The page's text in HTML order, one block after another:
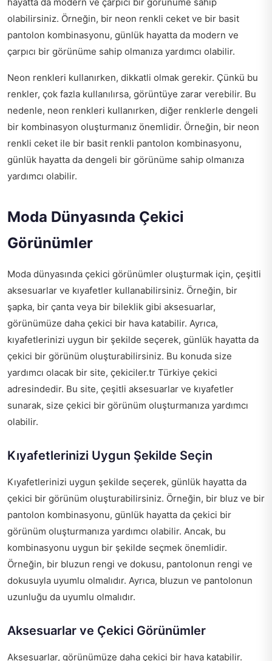
hayatta da modern ve çarpıcı bir görünüme sahip
olabilirsiniz. Örneğin, bir neon renkli ceket ve bir basit
pantolon kombinasyonu, günlük hayatta da modern ve
çarpıcı bir görünüme sahip olmanıza yardımcı olabilir.
Neon renkleri kullanırken, dikkatli olmak gerekir. Çünkü bu
renkler, çok fazla kullanılırsa, görüntüye zarar verebilir. Bu
nedenle, neon renkleri kullanırken, diğer renklerle dengeli
bir kombinasyon oluşturmanız önemlidir. Örneğin, bir neon
renkli ceket ile bir basit renkli pantolon kombinasyonu,
günlük hayatta da dengeli bir görünüme sahip olmanıza
yardımcı olabilir.
Moda Dünyasında Çekici
Görünümler
Moda dünyasında çekici görünümler oluşturmak için, çeşitli
aksesuarlar ve kıyafetler kullanabilirsiniz. Örneğin, bir
şapka, bir çanta veya bir bileklik gibi aksesuarlar,
görünümüze daha çekici bir hava katabilir. Ayrıca,
kıyafetlerinizi uygun bir şekilde seçerek, günlük hayatta da
çekici bir görünüm oluşturabilirsiniz. Bu konuda size
yardımcı olacak bir site, çekiciler.tr Türkiye çekici
adresindedir. Bu site, çeşitli aksesuarlar ve kıyafetler
sunarak, size çekici bir görünüm oluşturmanıza yardımcı
olabilir.
Kıyafetlerinizi Uygun Şekilde Seçin
Kıyafetlerinizi uygun şekilde seçerek, günlük hayatta da
çekici bir görünüm oluşturabilirsiniz. Örneğin, bir bluz ve bir
pantolon kombinasyonu, günlük hayatta da çekici bir
görünüm oluşturmanıza yardımcı olabilir. Ancak, bu
kombinasyonu uygun bir şekilde seçmek önemlidir.
Örneğin, bir bluzun rengi ve dokusu, pantolonun rengi ve
dokusuyla uyumlu olmalıdır. Ayrıca, bluzun ve pantolonun
uzunluğu da uyumlu olmalıdır.
Aksesuarlar ve Çekici Görünümler
Aksesuarlar, görünümüze daha çekici bir hava katabilir.